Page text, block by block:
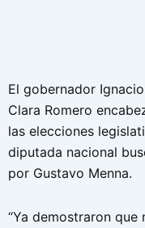
El gobernador
Clara Romero
las elecciones
diputada nacional
por Gustavo Menna.
“Ya demostraron que